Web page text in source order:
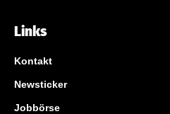
Links
Kontakt
Newsticker
Jobbörse